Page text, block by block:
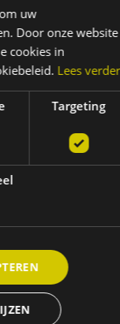
uw
Door onze website
cookies in
Lees verder
Targeting